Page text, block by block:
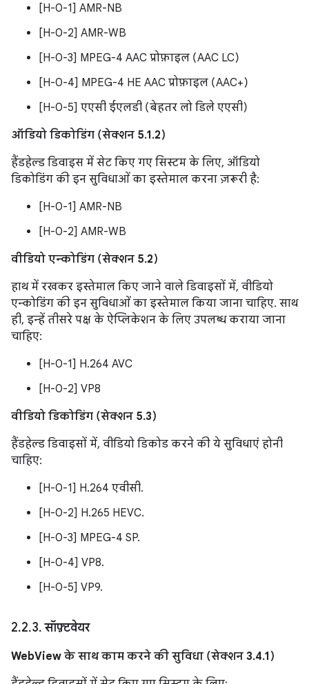
[H-0-1] AMR-NB
[H-0-2] AMR-WB
[H-0-3] MPEG-4 AAC प्रोफ़ाइल (AAC LC)
[H-0-4] MPEG-4 HE AAC प्रोफ़ाइल (AAC+)
[H-0-5] एएसी ईएलडी (बेहतर लो डिले एएसी)
ऑडियो डिकोडिंग (सेक्शन 5.1.2)
हैंडहेल्ड डिवाइस में सेट किए गए सिस्टम के लिए, ऑडियो
डिकोडिंग की इन सुविधाओं का इस्तेमाल करना ज़रूरी है:
[H-0-1] AMR-NB
[H-0-2] AMR-WB
वीडियो एन्कोडिंग (सेक्शन 5.2)
हाथ में रखकर इस्तेमाल किए जाने वाले डिवाइसों में, वीडियो
एन्कोडिंग की इन सुविधाओं का इस्तेमाल किया जाना चाहिए. साथ
ही, इन्हें तीसरे पक्ष के ऐप्लिकेशन के लिए उपलब्ध कराया जाना
चाहिए:
[H-0-1] H.264 AVC
[H-0-2] VP8
वीडियो डिकोडिंग (सेक्शन 5.3)
हैंडहेल्ड डिवाइसों में, वीडियो डिकोड करने की ये सुविधाएं होनी
चाहिए:
[H-0-1] H.264 एवीसी.
[H-0-2] H.265 HEVC.
[H-0-3] MPEG-4 SP.
[H-0-4] VP8.
[H-0-5] VP9.
2.2.3.सॉफ़्टवेयर
WebView के साथ काम करने की सुविधा (सेक्शन 3.4.1)